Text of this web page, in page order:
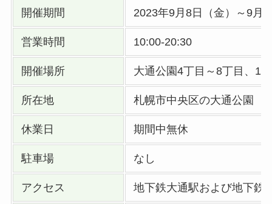
開催期間 2023年9月8日（金）～9月
営業時間 10:00-20:30
開催場所 大通公園4丁目～8丁目、10
所在地 札幌市中央区の大通公園
休業日 期間中無休
駐車場 なし
アクセス 地下鉄大通駅および地下鉄